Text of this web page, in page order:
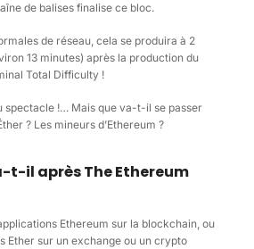
de balises finalise ce bloc.
de réseau, cela se produira à 2
13 minutes) après la production du
Total Difficulty !
spectacle !… Mais que va-t-il se passer
? Les mineurs d’Ethereum ?
t-il après The Ethereum
Ethereum sur la blockchain, ou
Ether sur un exchange ou un crypto